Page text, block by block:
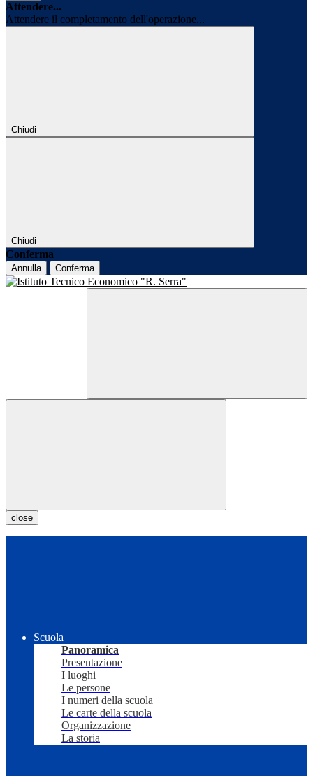
Attendere...
Attendere il completamento dell'operazione...
Chiudi
Chiudi
Conferma
Annulla Conferma
close
Scuola
Panoramica
Presentazione
I luoghi
Le persone
I numeri della scuola
Le carte della scuola
Organizzazione
La storia